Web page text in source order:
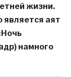
жизни.
является аят
намного